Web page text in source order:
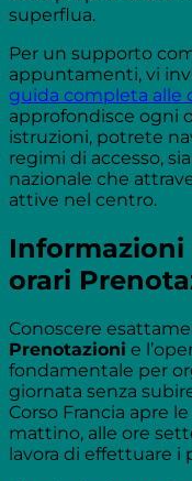
superflua.
Per un supporto
appuntamenti, vi
guida completa alle
approfondisce ogni
istruzioni, potrete
regimi di accesso,
nazionale che
attive nel centro.
Informazioni
orari
Conoscere
Prenotazioni e
fondamentale per
giornata senza
Corso Francia apre
mattino, alle ore
lavora di effettuare i